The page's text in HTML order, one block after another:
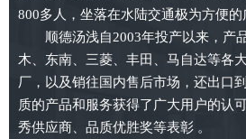
800多人，坐落在水陆交通极为方便的
顺德汤浅自2003年投产以来，产
木、东南、三菱、丰田、马自达等各
厂，以及销往国内售后市场，还出口
质的产品和服务获得了广大用户的认
秀供应商、品质优胜奖等表彰 。